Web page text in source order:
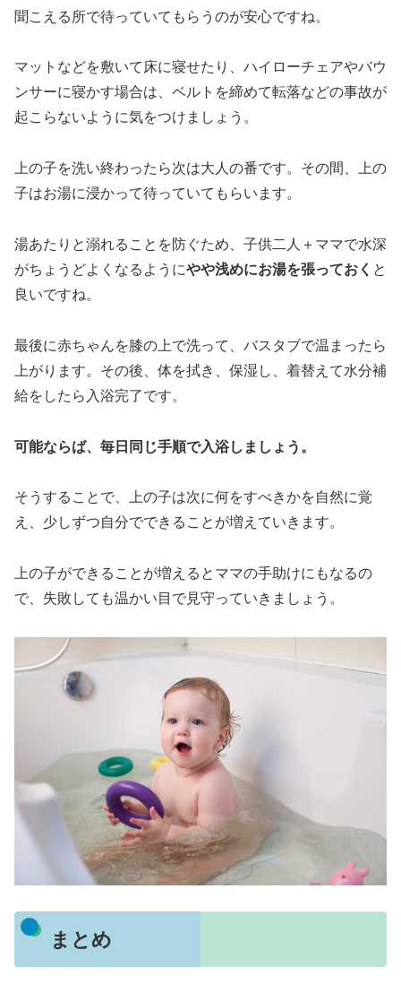
聞こえる所で待っていてもらうのが安心ですね。
マットなどを敷いて床に寝せたり、ハイローチェアやバウ
ンサーに寝かす場合は、ベルトを締めて転落などの事故が
起こらないように気をつけましょう。
上の子を洗い終わったら次は大人の番です。その間、上の
子はお湯に浸かって待っていてもらいます。
湯あたりと溺れることを防ぐため、子供二人＋ママで水深
がちょうどよくなるようにやや浅めにお湯を張っておく と
良いですね。
最後に赤ちゃんを膝の上で洗って、バスタブで温まったら
上がります。その後、体を拭き、保湿し、着替えて水分補
給をしたら入浴完了です。
可能ならば、毎日同じ手順で入浴しましょう。
そうすることで、上の子は次に何をすべきかを自然に覚
え、少しずつ自分でできることが増えていきます。
上の子ができることが増えるとママの手助けにもなるの
で、失敗しても温かい目で見守っていきましょう。
まとめ